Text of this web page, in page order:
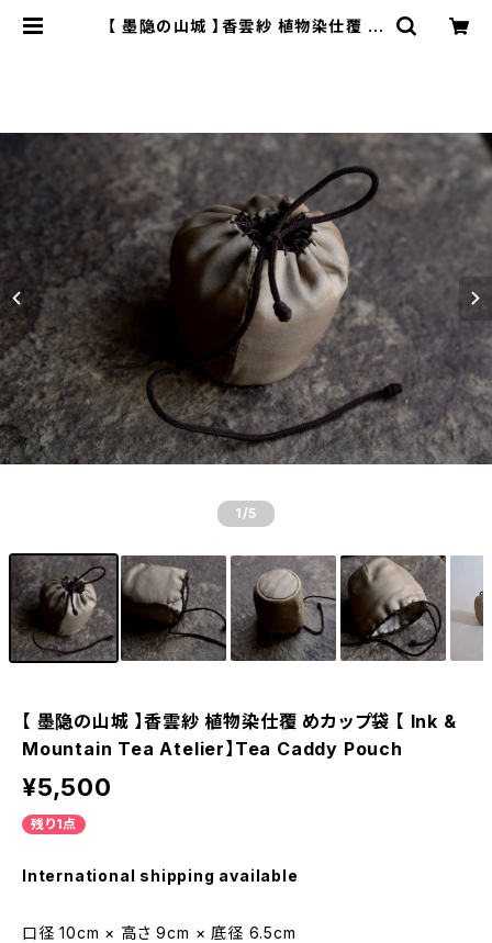
【 墨隐の山城 】香雲紗 植物染仕覆 め
1 /5
【 墨隐の山城 】香雲紗 植物染仕覆 めカップ袋 【 Ink &
Mountain Tea Atelier】Tea Caddy Pouch
¥5,500
残り1点
International shipping available
口径 10cm × 高さ 9cm × 底径 6.5cm